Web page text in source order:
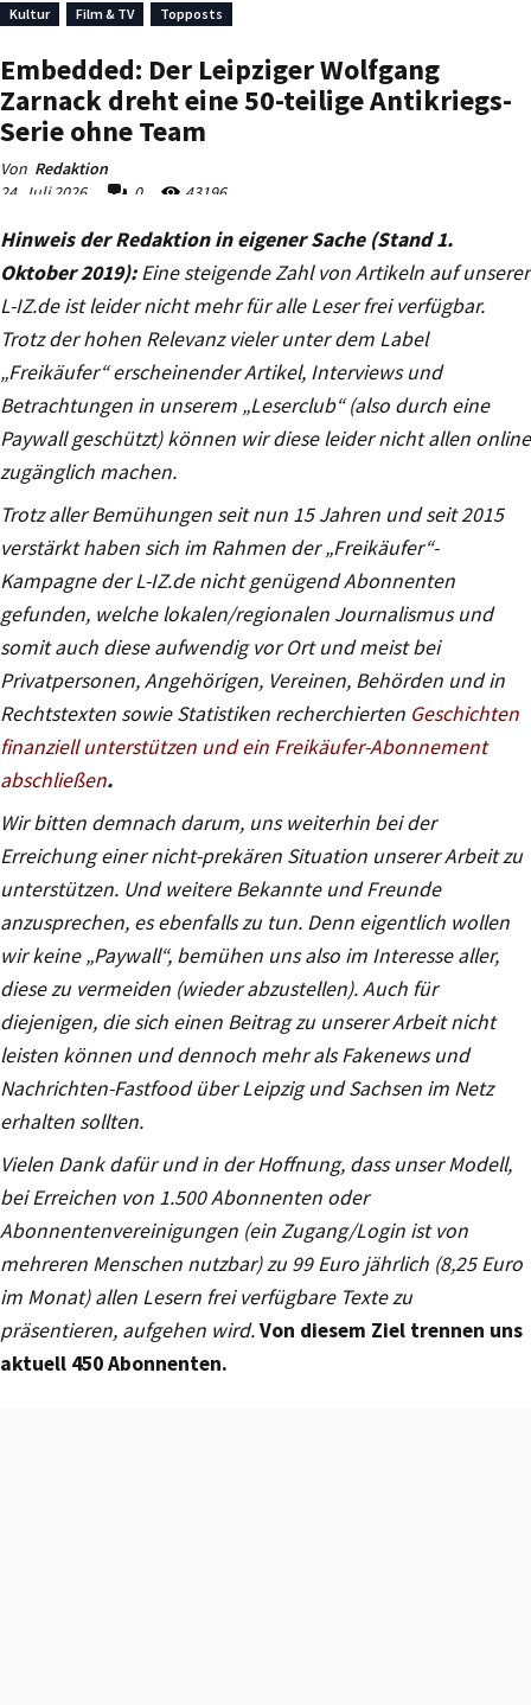
Hinweis der Redaktion in eigener Sache (Stand 1.
Oktober 2019):Eine steigende Zahl von Artikeln auf unserer
L-IZ.de ist leider nicht mehr für alle Leser frei verfügbar.
Trotz der hohen Relevanz vieler unter dem Label
„Freikäufer“ erscheinender Artikel, Interviews und
Betrachtungen in unserem „Leserclub“ (also durch eine
Paywall geschützt) können wir diese leider nicht allen online
zugänglich machen.
Trotz aller Bemühungen seit nun 15 Jahren und seit 2015
verstärkt haben sich im Rahmen der „Freikäufer“-
Kampagne der L-IZ.de nicht genügend Abonnenten
gefunden, welche lokalen/regionalen Journalismus und
somit auch diese aufwendig vor Ort und meist bei
Privatpersonen, Angehörigen, Vereinen, Behörden und in
Rechtstexten sowie Statistiken recherchierten Geschichten
finanziell unterstützen und ein Freikäufer-Abonnement
abschließen.
Wir bitten demnach darum, uns weiterhin bei der
Erreichung einer nicht-prekären Situation unserer Arbeit zu
unterstützen. Und weitere Bekannte und Freunde
anzusprechen, es ebenfalls zu tun. Denn eigentlich wollen
wir keine „Paywall“, bemühen uns also im Interesse aller,
diese zu vermeiden (wieder abzustellen). Auch für
diejenigen, die sich einen Beitrag zu unserer Arbeit nicht
leisten können und dennoch mehr als Fakenews und
Nachrichten-Fastfood über Leipzig und Sachsen im Netz
erhalten sollten.
Vielen Dank dafür und in der Hoffnung, dass unser Modell,
bei Erreichen von 1.500 Abonnenten oder
Abonnentenvereinigungen (ein Zugang/Login ist von
mehreren Menschen nutzbar) zu 99 Euro jährlich (8,25 Euro
im Monat) allen Lesern frei verfügbare Texte zu
präsentieren, aufgehen wird.Von diesem Ziel trennen uns
aktuell 450 Abonnenten.